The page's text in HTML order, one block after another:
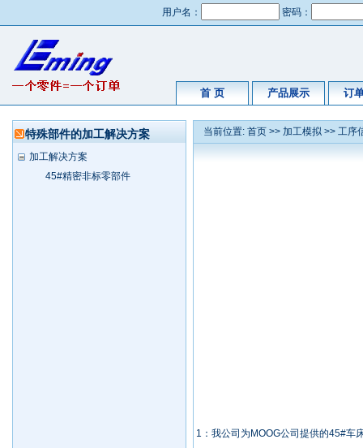
用户名： 密码：
首 页 产品展示 订
特殊部件的加工解决方案
加工解决方案
45#精密非标零部件
当前位置: 首页 >> 加工模拟 >> 工序
1：我公司为MOOG公司提供的45#车